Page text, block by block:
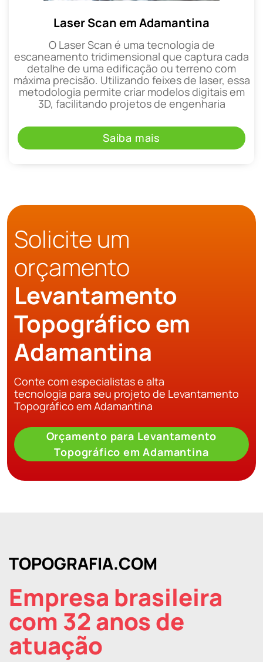
Laser Scan em Adamantina
O Laser Scan é uma tecnologia de
escaneamento tridimensional que captura cada
detalhe de uma edificação ou terreno com
máxima precisão. Utilizando feixes de laser, essa
metodologia permite criar modelos digitais em
3D, facilitando projetos de engenharia
Saiba mais
Solicite um
orçamento
Levantamento
Topográfico em
Adamantina
Conte com especialistas e alta
tecnologia para seu projeto de Levantamento
Topográfico em Adamantina
Orçamento para Levantamento
Topográfico em Adamantina
TOPOGRAFIA.COM
Empresa brasileira
com 32 anos de
atuação